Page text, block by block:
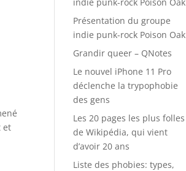
et
Présentation du groupe
indie punk-rock Poison Oak
Grandir queer – QNotes
Le nouvel iPhone 11 Pro
déclenche la trypophobie
des gens
Les 20 pages les plus folles
de Wikipédia, qui vient
d’avoir 20 ans
Liste des phobies: types,